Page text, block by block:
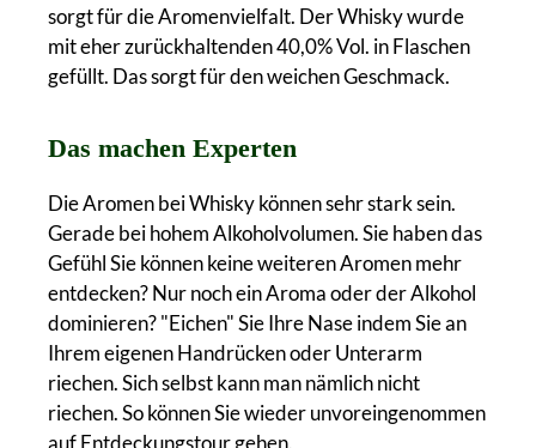
sorgt für die Aromenvielfalt. Der Whisky wurde
mit eher zurückhaltenden 40,0% Vol. in Flaschen
gefüllt. Das sorgt für den weichen Geschmack.
Das machen Experten
Die Aromen bei Whisky können sehr stark sein.
Gerade bei hohem Alkoholvolumen. Sie haben das
Gefühl Sie können keine weiteren Aromen mehr
entdecken? Nur noch ein Aroma oder der Alkohol
dominieren? "Eichen" Sie Ihre Nase indem Sie an
Ihrem eigenen Handrücken oder Unterarm
riechen. Sich selbst kann man nämlich nicht
riechen. So können Sie wieder unvoreingenommen
auf Entdeckungstour gehen.